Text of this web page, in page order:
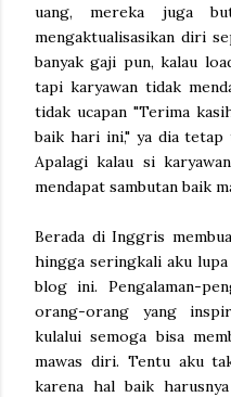
uang, mereka juga
mengaktualisasikan diri
banyak gaji pun, kalau
tapi karyawan tidak
tidak ucapan "Terima
baik hari ini," ya dia tetap
Apalagi kalau si
mendapat sambutan baik
Berada di Inggris
hingga seringkali aku
blog ini. Pengalaman-
orang-orang yang
kulalui semoga bisa
mawas diri. Tentu aku
karena hal baik